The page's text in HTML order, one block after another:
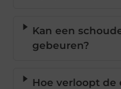
Kan een
gebeuren?
Hoe verloopt de